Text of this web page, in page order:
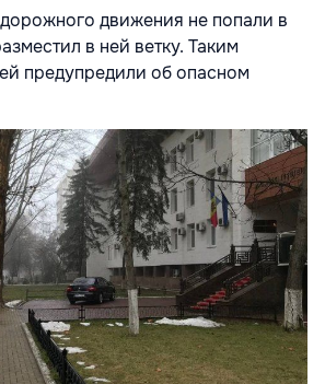
движения не попали в
в ней ветку. Таким
предупредили об опасном